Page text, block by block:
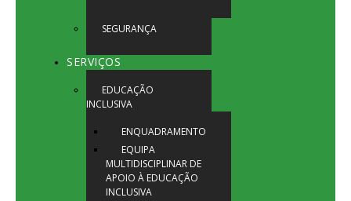
SEGURANÇA
SERVIÇOS
EDUCAÇÃO
INCLUSIVA
ENQUADRAMENTO
EQUIPA
MULTIDISCIPLINAR DE
APOIO À EDUCAÇÃO
INCLUSIVA